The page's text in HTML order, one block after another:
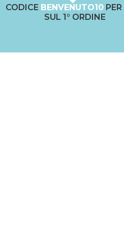
CODICE BENVENUTO10 PER
SUL 1° ORDINE